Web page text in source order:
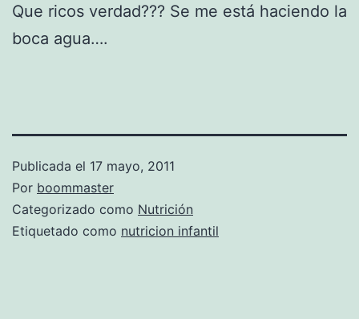
Que ricos verdad??? Se me está haciendo la
boca agua….
Publicada el 17 mayo, 2011
Por boommaster
Categorizado como Nutrición
Etiquetado como nutricion infantil